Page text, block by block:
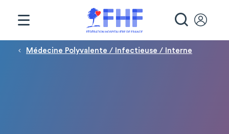
Fil d'Ariane
Médecine Polyvalente / Infectieuse / Interne
Panneau de gestion des cookies